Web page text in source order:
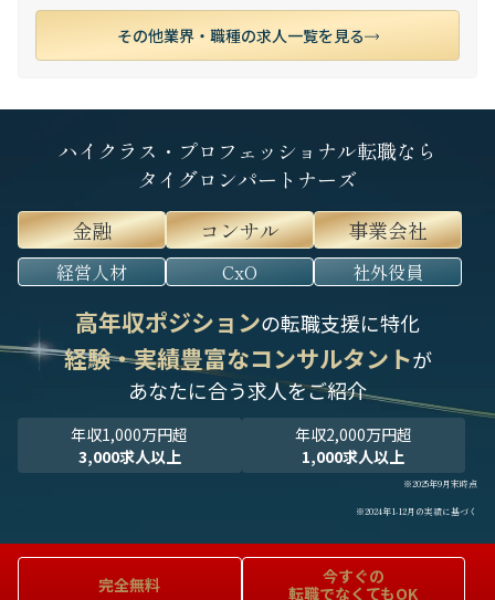
その他業界・職種の求人一覧を見る
ハイクラス・プロフェッショナル転職なら
タイグロンパートナーズ
金融
コンサル 事業会社
経営人材 CxO 社外役員
高年収ポジションの転職支援に特化
経験・実績豊富なコンサルタントが
あなたに合う求人をご紹介
年収1,000万円超
3,000求人以上
年収2,000万円超
1,000求人以上
※2025年9月末時点
※2024年1-12月の実績に基づく
完全無料
今すぐの
転職でなくてもOK